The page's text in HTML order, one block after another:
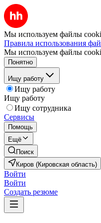
Мы используем файлы
Правила использования
Мы используем файлы
Понятно
Ищу работу
Ищу работу
Ищу работу
Ищу сотрудника
Сервисы
Помощь
Ещё
Поиск
Киров (Кировская область)
Войти
Войти
Создать резюме